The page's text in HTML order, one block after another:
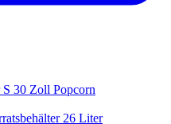
Popcorn